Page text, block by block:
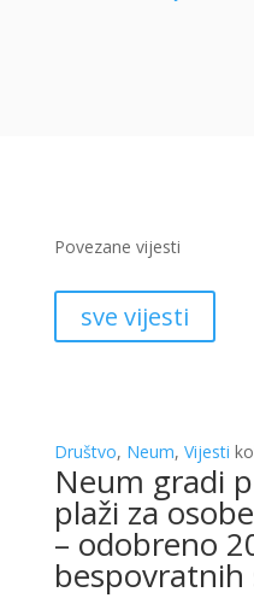
Povezane vijesti
sve vijesti
Društvo, Neum, Vijesti
Neum gradi
plaži za
– odobreno
bespovratnih